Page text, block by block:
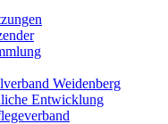
Weidenberg
Entwicklung